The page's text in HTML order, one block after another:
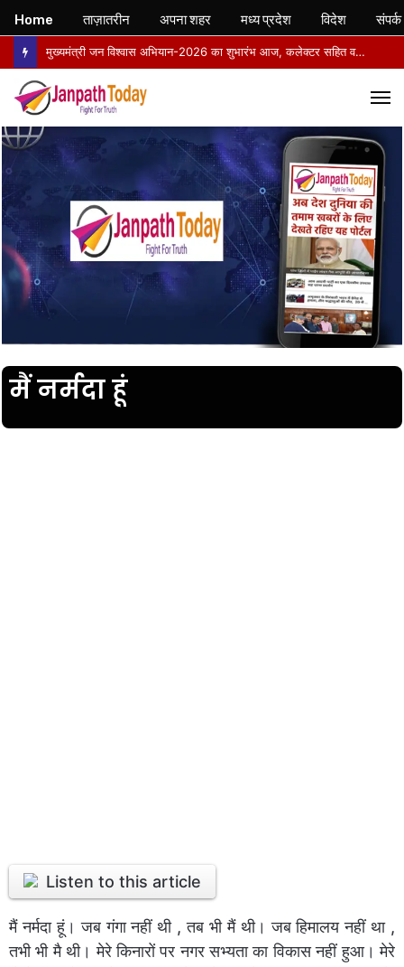
मुख्यमंत्री जन विश्वास अभियान-2026 का शुभारंभ आज, कलेक्टर सहित वरिष्ठ अधिकारी बस से अमरपुर के लिए रवाना
मैं नर्मदा हूं
Listen to this article
मैं नर्मदा हूं। जब गंगा नहीं थी , तब भी मैं थी। जब हिमालय नहीं था ,
तभी भी मै थी। मेरे किनारों पर नगर सभ्यता का विकास नहीं हुआ। मेरे
Home ताज़ातरीन अपना शहर मध्य प्रदेश विदेश संपर्क